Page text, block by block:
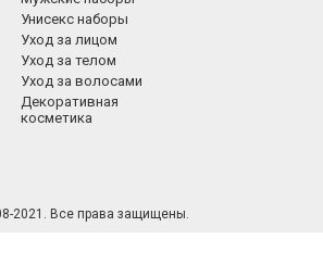
Унисекс наборы
Уход за лицом
Уход за телом
Уход за волосами
Декоративная
косметика
2021. Все права защищены.